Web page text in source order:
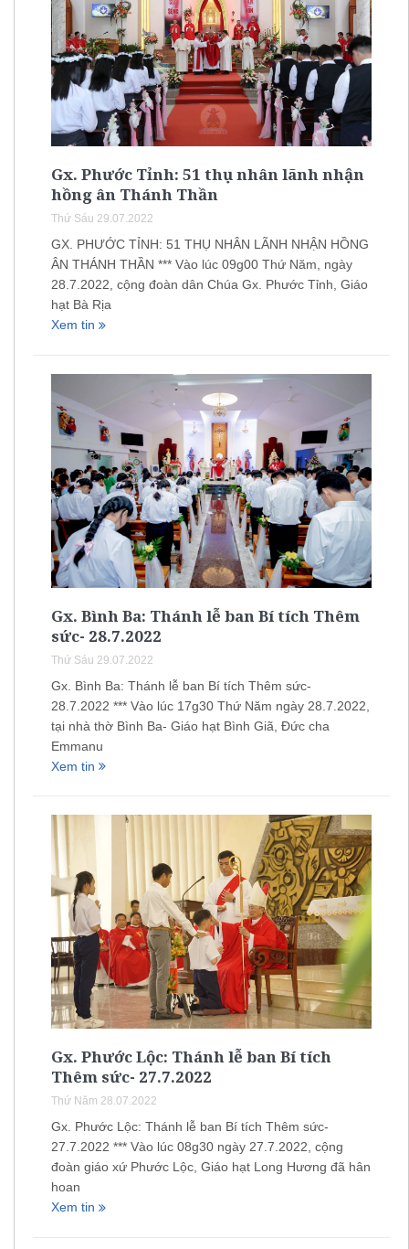
Gx. Phước Tỉnh: 51 thụ nhân lãnh nhận
hồng ân Thánh Thần
Thứ Sáu 29.07.2022
GX. PHƯỚC TỈNH: 51 THỤ NHÂN LÃNH NHẬN HỒNG
ÂN THÁNH THẦN *** Vào lúc 09g00 Thứ Năm, ngày
28.7.2022, cộng đoàn dân Chúa Gx. Phước Tỉnh, Giáo
hạt Bà Rịa
Xem tin
Gx. Bình Ba: Thánh lễ ban Bí tích Thêm
sức- 28.7.2022
Thứ Sáu 29.07.2022
Gx. Bình Ba: Thánh lễ ban Bí tích Thêm sức-
28.7.2022 *** Vào lúc 17g30 Thứ Năm ngày 28.7.2022,
tại nhà thờ Bình Ba- Giáo hạt Bình Giã, Đức cha
Emmanu
Xem tin
Gx. Phước Lộc: Thánh lễ ban Bí tích
Thêm sức- 27.7.2022
Thứ Năm 28.07.2022
Gx. Phước Lộc: Thánh lễ ban Bí tích Thêm sức-
27.7.2022 *** Vào lúc 08g30 ngày 27.7.2022, cộng
đoàn giáo xứ Phước Lộc, Giáo hạt Long Hương đã hân
hoan
Xem tin